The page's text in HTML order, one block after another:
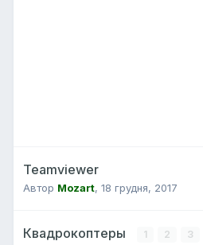
Teamviewer
Автор Mozart, 18 грудня, 2017
Квадрокоптеры 1 2 3